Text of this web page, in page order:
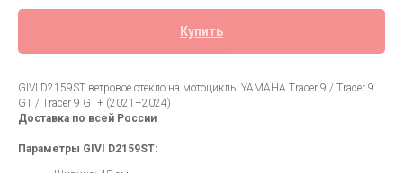
Купить
GIVI D2159ST ветровое стекло на мотоциклы YAMAHA Tracer 9 / Tracer 9
GT / Tracer 9 GT+ (2021–2024)
Доставка по всей России
Параметры GIVI D2159ST: